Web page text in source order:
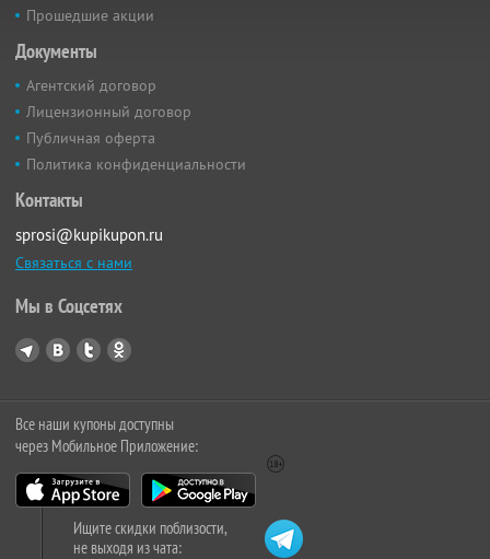
Прошедшие акции
Документы
Агентский договор
Лицензионный договор
Публичная оферта
Политика конфиденциальности
Контакты
sprosi@kupikupon.ru
Связаться с нами
Мы в Соцсетях
Все наши купоны доступны
через Мобильное Приложение:
Ищите скидки поблизости,
не выходя из чата: